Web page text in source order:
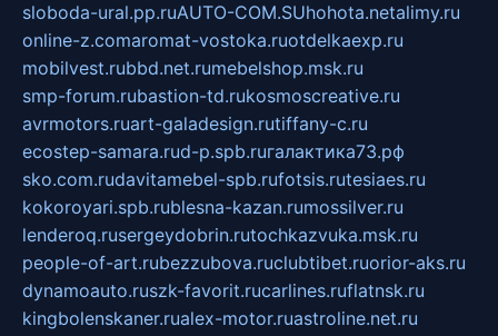
sloboda-ural.pp.ruAUTO-COM.SUhohota.netalimy.ru
online-z.comaromat-vostoka.ruotdelkaexp.ru
mobilvest.rubbd.net.rumebelshop.msk.ru
smp-forum.rubastion-td.rukosmoscreative.ru
avrmotors.ruart-galadesign.rutiffany-c.ru
ecostep-samara.rud-p.spb.ruгалактика73.рф
sko.com.rudavitamebel-spb.rufotsis.rutesiaes.ru
kokoroyari.spb.rublesna-kazan.rumossilver.ru
lenderoq.rusergeydobrin.rutochkazvuka.msk.ru
people-of-art.rubezzubova.ruclubtibet.ruorior-aks.ru
dynamoauto.ruszk-favorit.rucarlines.ruflatnsk.ru
kingbolenskaner.rualex-motor.ruastroline.net.ru